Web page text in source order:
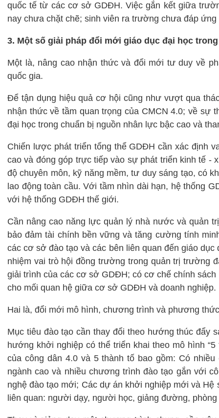
quốc tế từ các cơ sở GDĐH. Việc gắn kết giữa
nay chưa chặt chẽ; sinh viên ra trường chưa đáp
3. Một số giải pháp đổi mới giáo dục đại học
Một là, nâng cao nhận thức và đổi mới tư duy về
quốc gia.
Để tận dụng hiệu quả cơ hội cũng như vượt qua
nhận thức về tầm quan trọng của CMCN 4.0; về sự
đại học trong chuẩn bị nguồn nhân lực bậc cao và
Chiến lược phát triển tổng thể GDĐH cần xác định
cao và đóng góp trực tiếp vào sự phát triển kinh tế
độ chuyên môn, kỹ năng mềm, tư duy sáng tạo, có
lao động toàn cầu. Với tầm nhìn dài hạn, hệ thống
với hệ thống GDĐH thế giới.
Cần nâng cao năng lực quản lý nhà nước và quản
bảo đảm tài chính bền vững và tăng cường tính
các cơ sở đào tạo và các bên liên quan đến giáo
nhiệm vai trò hội đồng trường trong quản trị trường
giải trình của các cơ sở GDĐH; có cơ chế chính
cho mối quan hệ giữa cơ sở GDĐH và doanh nghiệp.
Hai là, đổi mới mô hình, chương trình và phương
Mục tiêu đào tạo cần thay đổi theo hướng thúc đẩy
hướng khởi nghiệp có thể triển khai theo mô hình
của công dân 4.0 và 5 thành tố bao gồm: Có
ngành cao và nhiều chương trình đào tạo gắn với
nghệ đào tạo mới; Các dự án khởi nghiệp mới và
liên quan: người dạy, người học, giảng đường,